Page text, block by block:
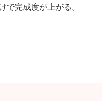
完成度が上がる。